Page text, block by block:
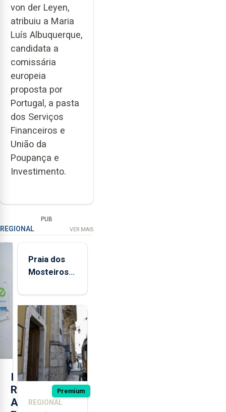
von der Leyen,
atribuiu a Maria
Luís Albuquerque,
candidata a
comissária
europeia
proposta por
Portugal, a pasta
dos Serviços
Financeiros e
União da
Poupança e
Investimento.
PUB
REGIONAL VER MAIS
I
R
A
Praia dos
Mosteiros
banhos
após
terceira
interditação
Premium
REGIONAL